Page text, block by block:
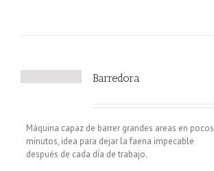
Barredora
Máquina capaz de barrer grandes areas en pocos
minutos, idea para dejar la faena impecable
después de cada día de trabajo.